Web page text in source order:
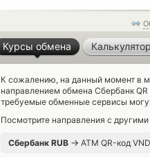
Курсы обмена
К сожалению, на данный момент в
направлением обмена Сбербанк QR
требуемые обменные сервисы
Посмотрите направления с
Сбербанк RUB → ATM QR-код